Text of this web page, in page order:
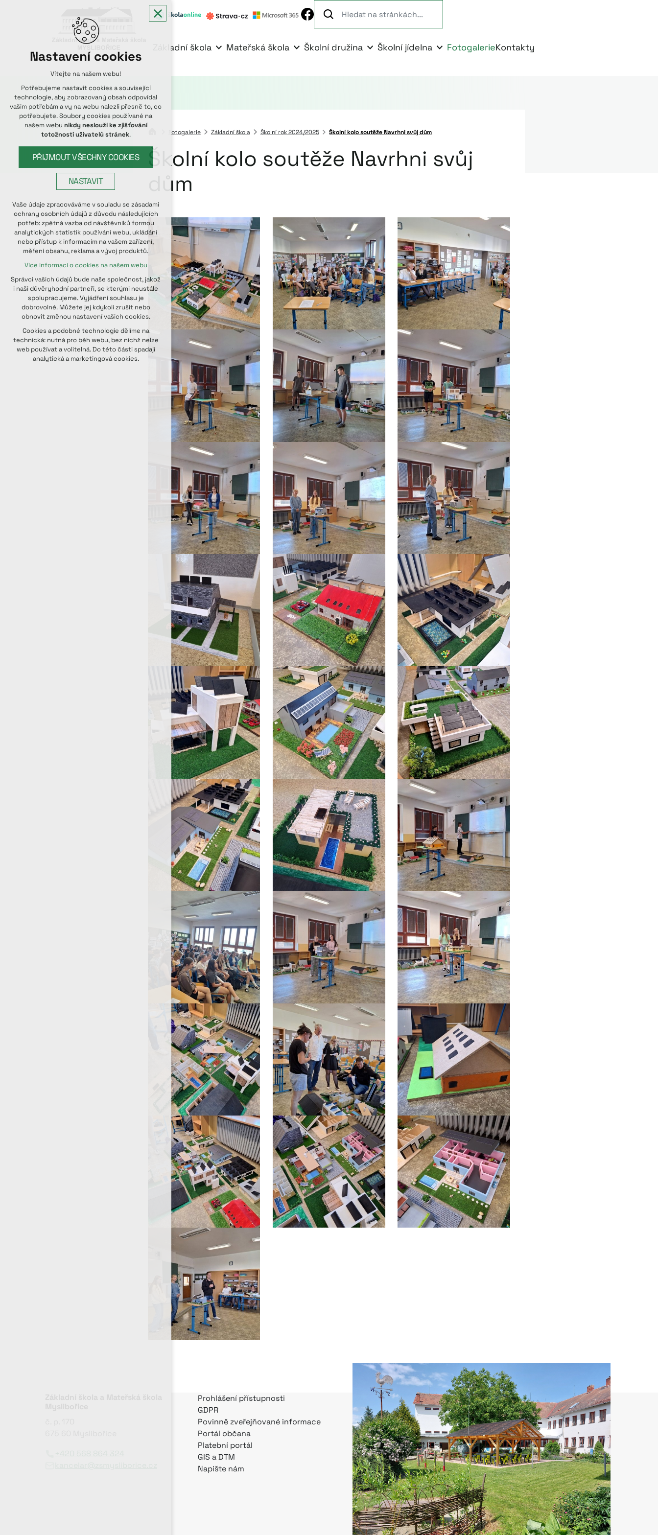
Základní škola Mateřská škola Školní družina Školní jídelna FotogalerieKontakty
Fotogalerie Základní škola Školní rok 2024/2025 Školní kolo soutěže Navrhni svůj dům
Školní kolo soutěže Navrhni svůj
dům
Prohlášení přístupnosti
GDPR
Povinně zveřejňované informace
Portál občana
Platební portál
GIS a DTM
Napište nám
Nastavení cookies
Vítejte na našem webu!
Potřebujeme nastavit cookies a související
technologie, aby zobrazovaný obsah odpovídal
vašim potřebám a vy na webu nalezli přesně to, co
potřebujete. Soubory cookies používané na
našem webu nikdy neslouží ke zjišťování
totožnosti uživatelů stránek.
PŘIJMOUT VŠECHNY COOKIES
NASTAVIT
Technická cookies
nutná pro provozování webu
udržení kontextu stránek (session):
případná přihlášení, volby jazyka, apod.
Volitelná cookies
analytická pro anonymizované
vyhodnocení návštěvnosti
marketingová cookies (Google, Seznam,
Facebook)
Více informací o cookies na našem webu
PŘIJMOUT VŠECHNY COOKIES
ODMÍTNOUT VOLITELNÁ
Vaše údaje zpracováváme v souladu se zásadami
ochrany osobních údajů z důvodu následujících
potřeb: zpětná vazba od návštěvníků formou
analytických statistik používání webu, ukládání
nebo přístup k informacím na vašem zařízení,
měření obsahu, reklama a vývoj produktů.
Více informací o cookies na našem webu
Správci vašich údajů bude naše společnost, jakož
i naši důvěryhodní partneři, se kterými neustále
spolupracujeme. Vyjádření souhlasu je
dobrovolné. Můžete jej kdykoli zrušit nebo
obnovit změnou nastavení vašich cookies.
Cookies a podobné technologie dělíme na
technická: nutná pro běh webu, bez nichž nelze
web používat a volitelná. Do této části spadají
analytická a marketingová cookies.